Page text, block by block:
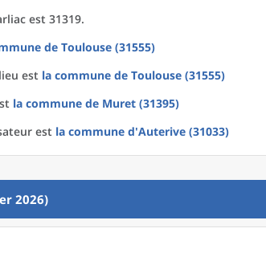
est 31319.
de Toulouse (31555)
est la commune de Toulouse (31555)
la commune de Muret (31395)
est la commune d'Auterive (31033)
2026)